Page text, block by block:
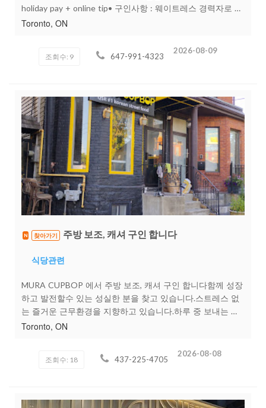
holiday pay + online tip• 구인사항 : 웨이트레스 경력자로 풀
타임, 파트타임 근무 가능• 연락처 : 647-991-4323
Toronto, ON
조회수: 9 647-991-4323
2026-08-09
N 찾아가기 주방 보조, 캐셔 구인 합니다
식당관련
MURA CUPBOP 에서 주방 보조, 캐셔 구인 합니다함께 성장
하고 발전할수 있는 성실한 분을 찾고 있습니다.스트레스 없
는 즐거운 근무환경을 지향하고 있습니다.하루 중 보내는 시
간이 제일 긴곳이 일하는 곳이라 생각하기에 즐거운 시간이
신 분이시면 너무나 감사하겠습니다모집 조건:* 근무 스케줄:
풀타임 (주말 하루이상 필수) 시간은 유동적으로 스케줄 조정
율해 나갈수 있다고 생각합니다)* 필요 자질:* 긍정적이고 즐
Toronto, ON
조회수: 18 437-225-4705
2026-08-08